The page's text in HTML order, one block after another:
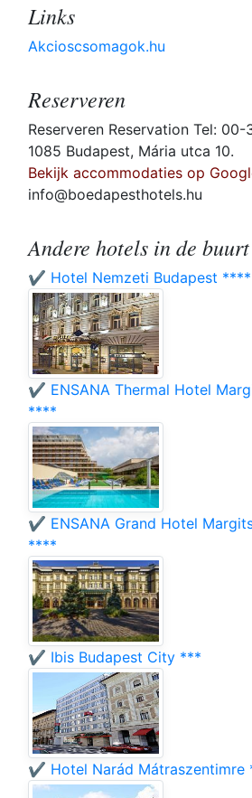
Links
Akcioscsomagok.hu
Reserveren
Reserveren Reservation Tel:
1085 Budapest, Mária utca 10.
Bekijk accommodaties op
info@boedapesthotels.hu
Andere hotels in de buurt
✔️ Hotel Nemzeti Budapest ****
✔️ ENSANA Thermal Hotel
****
✔️ ENSANA Grand Hotel
****
✔️ Ibis Budapest City ***
✔️ Hotel Narád Mátraszentimre